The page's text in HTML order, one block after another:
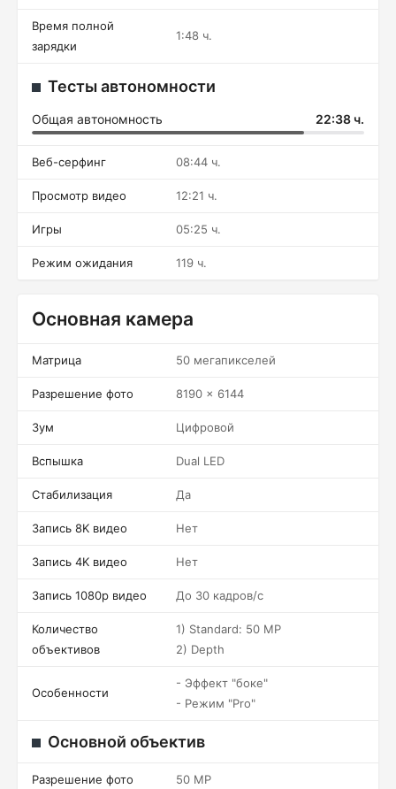
Время полной
зарядки
1:48 ч.
Тесты автономности
Общая автономность 22:38 ч.
Веб-серфинг 08:44 ч.
Просмотр видео 12:21 ч.
Игры 05:25 ч.
Режим ожидания 119 ч.
Основная камера
Матрица 50 мегапикселей
Разрешение фото 8190 x 6144
Зум Цифровой
Вспышка Dual LED
Стабилизация Да
Запись 8K видео Нет
Запись 4K видео Нет
Запись 1080p видео До 30 кадров/c
Количество
объективов
1) Standard: 50 MP
2) Depth
Особенности
- Эффект "боке"
- Режим "Pro"
Основной объектив
Разрешение фото 50 MP